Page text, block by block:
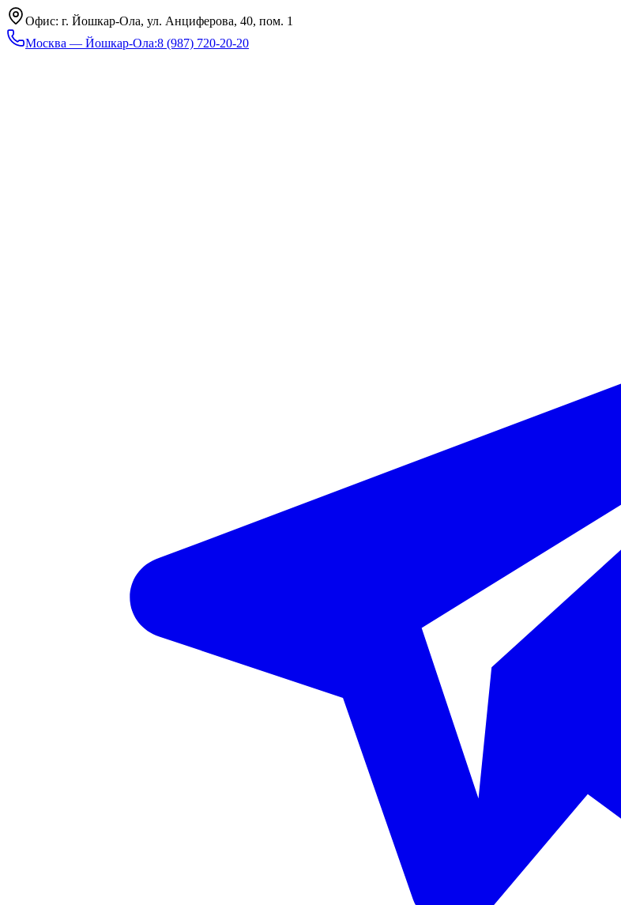
Офис: г. Йошкар-Ола, ул. Анциферова, 40, пом. 1
Москва — Йошкар-Ола:8 (987) 720-20-20